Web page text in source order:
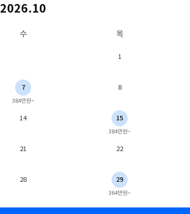
2026.10
수 목
1
7
384만원~
8
14 15
384만원~
21 22
28 29
364만원~